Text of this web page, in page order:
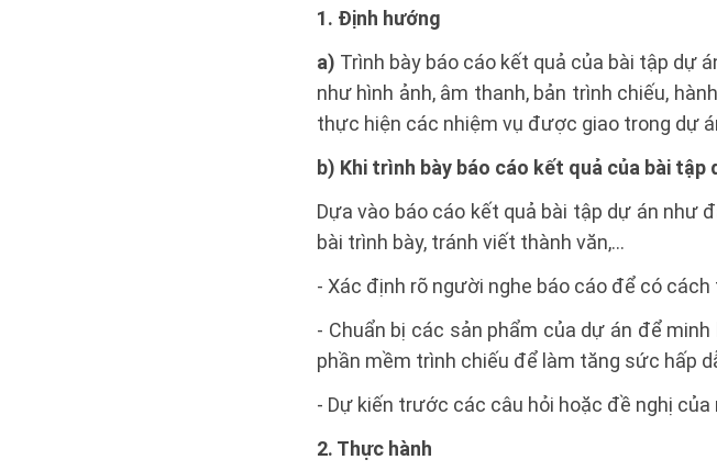
1. Định hướng
a) Trình bày báo cáo kết quả của bài tập dự
như hình ảnh, âm thanh, bản trình chiếu,
thực hiện các nhiệm vụ được giao trong dự
b) Khi trình bày báo cáo kết quả của bài tập
Dựa vào báo cáo kết quả bài tập dự án như
bài trình bày, tránh viết thành văn,...
- Xác định rõ người nghe báo cáo để có cách
- Chuẩn bị các sản phẩm của dự án để
phần mềm trình chiếu để làm tăng sức hấp
- Dự kiến trước các câu hỏi hoặc đề nghị
2. Thực hành